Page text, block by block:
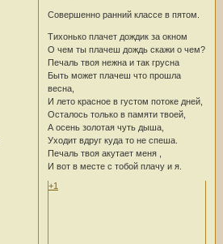
Совершенно ранний классе в пятом.
Тихонько плачет дождик за окном
О чем ты плачеш дождь скажи о чем?
Печаль твоя нежна и так грусна
Быть может плачеш что прошла
весна,
И лето красное в густом потоке дней,
Осталось только в памяти твоей,
А осень золотая чуть дыша,
Уходит вдруг куда то не спеша.
Печаль твоя акутает меня ,
И вот в месте с тобой плачу и я.
+1